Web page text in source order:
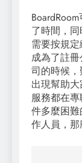
了時間，
需要按規
成為了註
司的時候
出現幫助
服務都在
件多麼困
作人員，那